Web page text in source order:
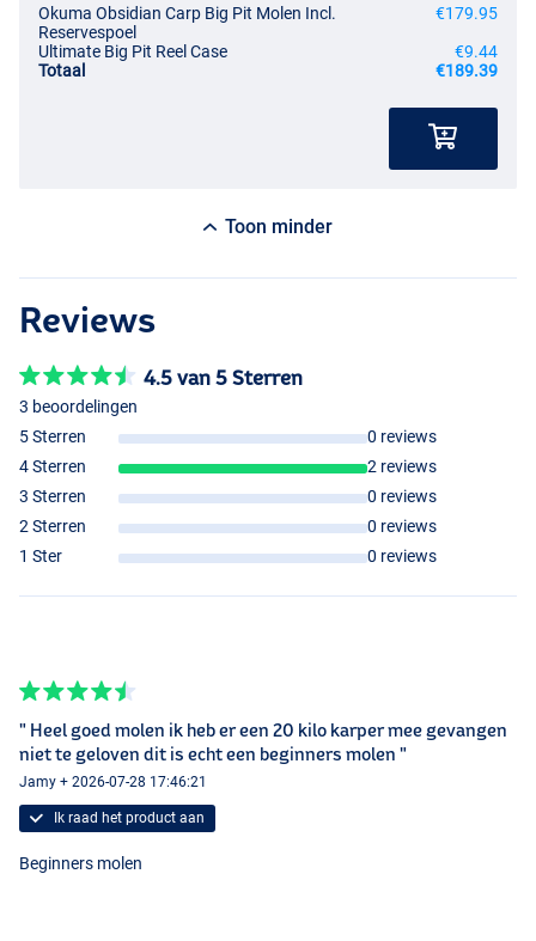
Okuma Obsidian Carp Big Pit Molen Incl.
Reservespoel
€179.95
Ultimate Big Pit Reel Case
€9.44
Totaal
€189.39
Toon minder
Reviews
4.5 van 5 Sterren
3 beoordelingen
5 Sterren
0 reviews
4 Sterren
2 reviews
3 Sterren
0 reviews
2 Sterren
0 reviews
1 Ster
0 reviews
" Heel goed molen ik heb er een 20 kilo karper mee gevangen
niet te geloven dit is echt een beginners molen "
Jamy + 2026-07-28 17:46:21
Ik raad het product aan
Beginners molen